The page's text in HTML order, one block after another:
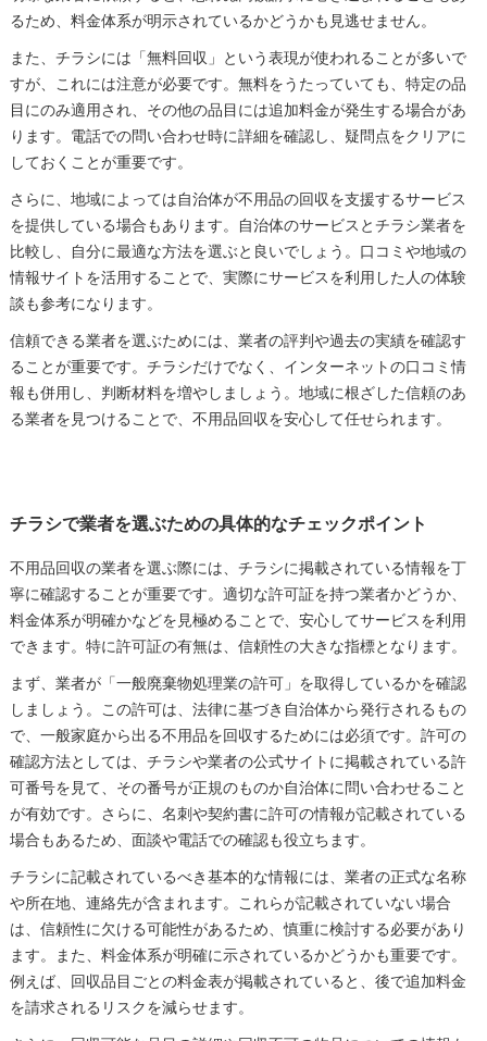
るため、料金体系が明示されているかどうかも見逃せません。
また、チラシには「無料回収」という表現が使われることが多いで
すが、これには注意が必要です。無料をうたっていても、特定の品
目にのみ適用され、その他の品目には追加料金が発生する場合があ
ります。電話での問い合わせ時に詳細を確認し、疑問点をクリアに
しておくことが重要です。
さらに、地域によっては自治体が不用品の回収を支援するサービス
を提供している場合もあります。自治体のサービスとチラシ業者を
比較し、自分に最適な方法を選ぶと良いでしょう。口コミや地域の
情報サイトを活用することで、実際にサービスを利用した人の体験
談も参考になります。
信頼できる業者を選ぶためには、業者の評判や過去の実績を確認す
ることが重要です。チラシだけでなく、インターネットの口コミ情
報も併用し、判断材料を増やしましょう。地域に根ざした信頼のあ
る業者を見つけることで、不用品回収を安心して任せられます。
チラシで業者を選ぶための具体的なチェックポイント
不用品回収の業者を選ぶ際には、チラシに掲載されている情報を丁
寧に確認することが重要です。適切な許可証を持つ業者かどうか、
料金体系が明確かなどを見極めることで、安心してサービスを利用
できます。特に許可証の有無は、信頼性の大きな指標となります。
まず、業者が「一般廃棄物処理業の許可」を取得しているかを確認
しましょう。この許可は、法律に基づき自治体から発行されるもの
で、一般家庭から出る不用品を回収するためには必須です。許可の
確認方法としては、チラシや業者の公式サイトに掲載されている許
可番号を見て、その番号が正規のものか自治体に問い合わせること
が有効です。さらに、名刺や契約書に許可の情報が記載されている
場合もあるため、面談や電話での確認も役立ちます。
チラシに記載されているべき基本的な情報には、業者の正式な名称
や所在地、連絡先が含まれます。これらが記載されていない場合
は、信頼性に欠ける可能性があるため、慎重に検討する必要があり
ます。また、料金体系が明確に示されているかどうかも重要です。
例えば、回収品目ごとの料金表が掲載されていると、後で追加料金
を請求されるリスクを減らせます。